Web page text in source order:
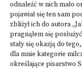
odnaleźć w nich mało
pojawiał się ten sam
zbliżył ich do autora
pragnąłem się
stały się okazją do
dla mnie kategorie
określające pisarstwo